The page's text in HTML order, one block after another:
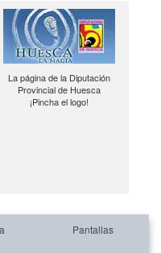
La página de la Diputación
Provincial de Huesca
¡Pincha el logo!
Pantallas